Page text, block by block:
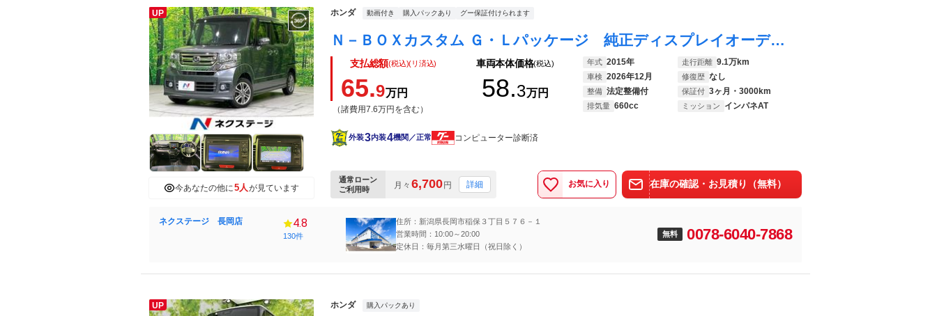
UP
今あなたの他に5人 が見ています
ホンダ 動画付き 購入パックあり グー保証付けられます
Ｎ－ＢＯＸカスタム Ｇ・Ｌパッケージ 純正ディスプレイオーディオ 電動スライド シートヒーター バックカメラ オートエアコン オートライト スマートキー 盗難防止装置 電動格納ミラー 横滑り防止装置 プライバシーガラス
支払総額(税込)(リ済込)
65.9万円
（諸費用7.6万円を含む）
車両本体価格(税込)
58.3万円
年式 2015年 走行距離 9.1万km
車検 2026年12月 修復歴 なし
整備 法定整備付 保証付 3ヶ月・3000km
排気量 660cc ミッション インパネAT
外装3内装4機関／正常 コンピューター診断済
通常ローン
ご利用時
月々 6,700 円 詳細 お気に入り 在庫の確認・お見積り（無料）
ネクステージ 長岡店 4.8
130件
住所：新潟県長岡市稲保３丁目５７６－１
営業時間：10:00～20:00
定休日：毎月第三水曜日（祝日除く）
無料 0078-6040-7868
UP ホンダ 購入パックあり